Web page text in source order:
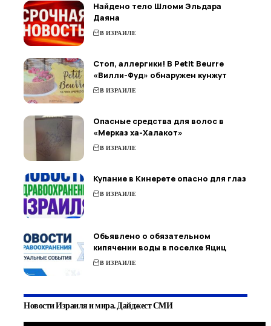
Найдено тело Шломи Эльдара
Даяна
В ИЗРАИЛЕ
Стоп, аллергики! В Petit Beurre
«Вилли-Фуд» обнаружен кунжут
В ИЗРАИЛЕ
Опасные средства для волос в
«Мерказ ха-Халакот»
В ИЗРАИЛЕ
Купание в Кинерете опасно для глаз
В ИЗРАИЛЕ
Объявлено о обязательном
кипячении воды в поселке Яциц
В ИЗРАИЛЕ
Новости Израиля и мира. Дайджест СМИ